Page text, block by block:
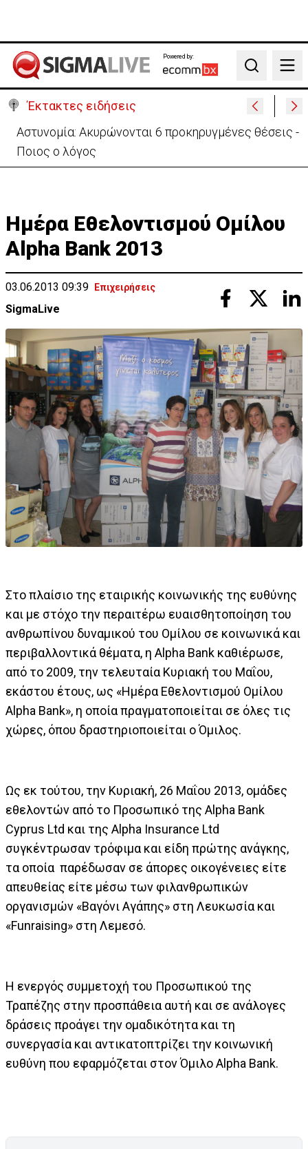
Powered by:
Search
Έκτακτες ειδήσεις
Πίσω στο ΗΒ για την κηδεία του γιου του ο
37χρονος:«Είναι σε άσχημη κατάσταση»
Ημέρα Εθελοντισμού Ομίλου
Alpha Bank 2013
03.06.2013 09:39 Επιχειρήσεις
SigmaLive
Στο πλαίσιο της εταιρικής κοινωνικής της ευθύνης
και με στόχο την περαιτέρω ευαισθητοποίηση του
ανθρωπίνου δυναμικού του Ομίλου σε κοινωνικά και
περιβαλλοντικά θέματα, η Alpha Bank καθιέρωσε,
από το 2009, την τελευταία Κυριακή του Μαΐου,
εκάστου έτους, ως «Ημέρα Εθελοντισμού Ομίλου
Alpha Bank», η οποία πραγματοποιείται σε όλες τις
χώρες, όπου δραστηριοποιείται ο Όμιλος.
Ως εκ τούτου, την Κυριακή, 26 Μαΐου 2013, ομάδες
εθελοντών από το Προσωπικό της Alpha Bank
Cyprus Ltd και της Alpha Insurance Ltd
συγκέντρωσαν τρόφιμα και είδη πρώτης ανάγκης,
τα οποία παρέδωσαν σε άπορες οικογένειες είτε
απευθείας είτε μέσω των φιλανθρωπικών
οργανισμών «Βαγόνι Αγάπης» στη Λευκωσία και
«Funraising» στη Λεμεσό.
Η ενεργός συμμετοχή του Προσωπικού της
Τραπέζης στην προσπάθεια αυτή και σε ανάλογες
δράσεις προάγει την ομαδικότητα και τη
συνεργασία και αντικατοπτρίζει την κοινωνική
ευθύνη που εφαρμόζεται στον Όμιλο Alpha Bank.